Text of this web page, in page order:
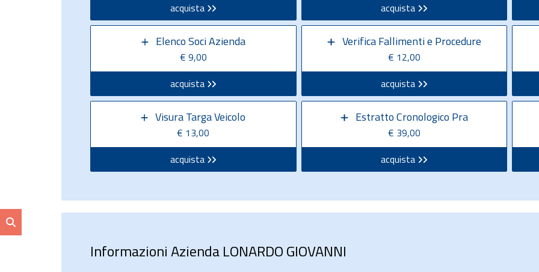
acquista
acquista
Elenco Soci Azienda
€ 9,00
acquista
Verifica Fallimenti e Procedure
€ 12,00
acquista
Visura Targa Veicolo
€ 13,00
acquista
Estratto Cronologico Pra
€ 39,00
acquista
Informazioni Azienda LONARDO GIOVANNI